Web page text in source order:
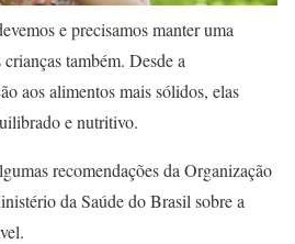
e precisamos manter uma
crianças também. Desde a
aos alimentos mais sólidos, elas
e nutritivo.
recomendações da Organização
da Saúde do Brasil sobre a